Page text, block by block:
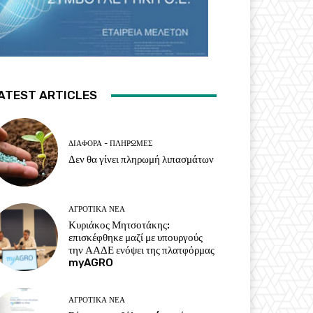
ARTICLES
ΔΙΆΦΟΡΑ - ΠΛΗΡΩΜΈΣ
Δεν θα γίνει πληρωμή λιπασμάτων
ΑΓΡΟΤΙΚΆ ΝΈΑ
Κυριάκος Μητσοτάκης:
επισκέφθηκε μαζί με υπουργούς
την ΑΑΔΕ ενόψει της πλατφόρμας
myAGRO
ΑΓΡΟΤΙΚΆ ΝΈΑ